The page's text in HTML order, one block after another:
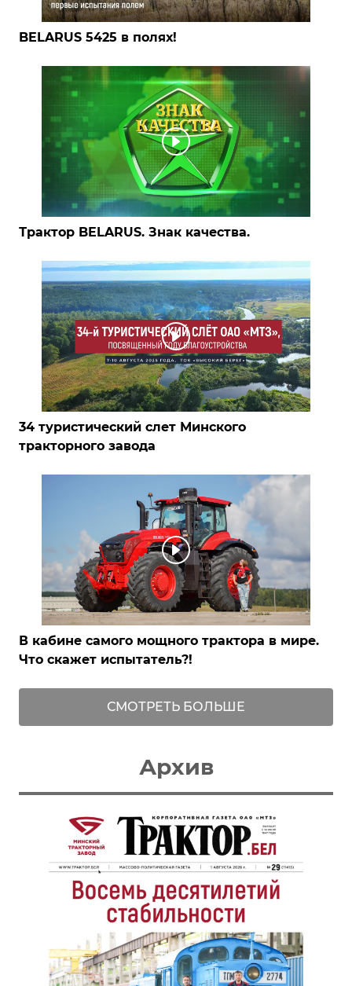
BELARUS 5425 в полях!
Трактор BELARUS. Знак качества.
34 туристический слет Минского
тракторного завода
В кабине самого мощного трактора в мире.
Что скажет испытатель?!
СМОТРЕТЬ БОЛЬШЕ
Архив